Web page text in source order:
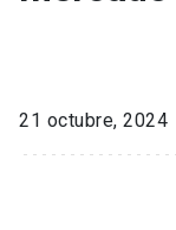
21 octubre, 2024